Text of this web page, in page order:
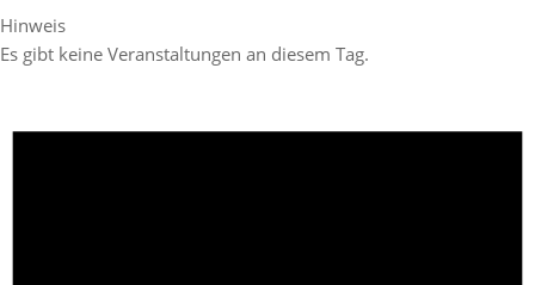
Hinweis
Es gibt keine Veranstaltungen an diesem Tag.